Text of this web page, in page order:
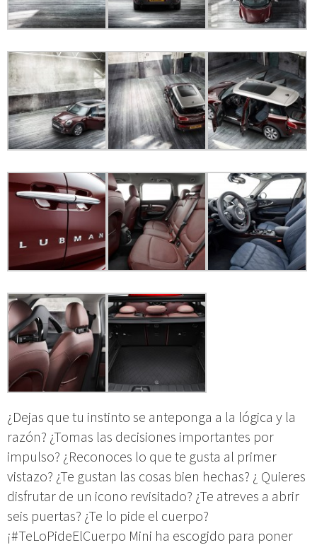
¿Dejas que tu instinto se anteponga a la lógica y la
razón? ¿Tomas las decisiones importantes por
impulso? ¿Reconoces lo que te gusta al primer
vistazo? ¿Te gustan las cosas bien hechas? ¿ Quieres
disfrutar de un icono revisitado? ¿Te atreves a abrir
seis puertas? ¿Te lo pide el cuerpo?
¡#TeLoPideElCuerpo Mini ha escogido para poner